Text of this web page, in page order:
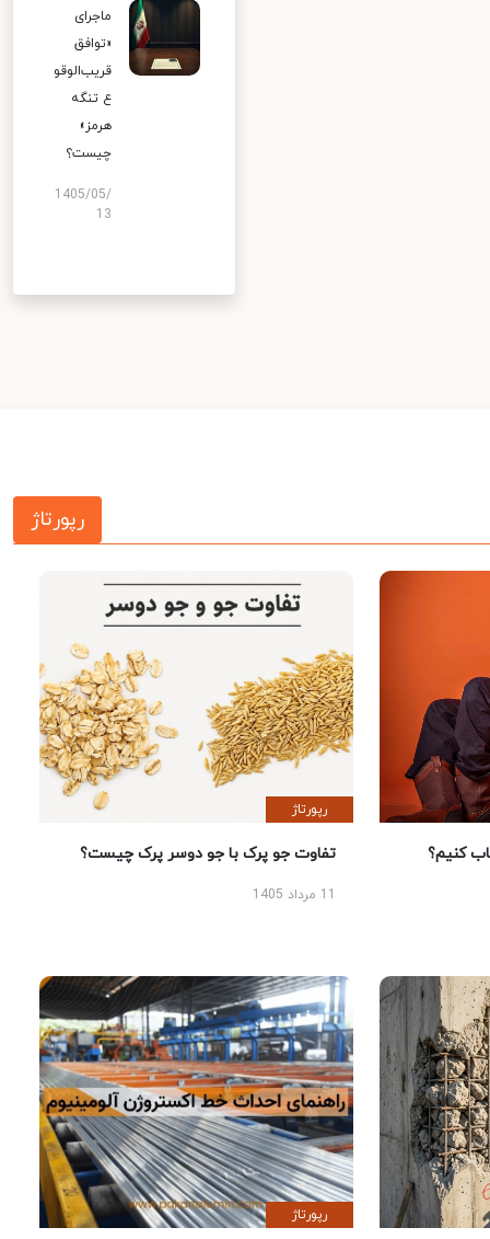
ماجرای
«توافق
قریب‌الوقو
ع تنگه
هرمز»
چیست؟
1405/05/
13
رپورتاژ
کنیم؟
رپورتاژ
تفاوت جو پرک با جو دوسر پرک چیست؟
رپورتاژ